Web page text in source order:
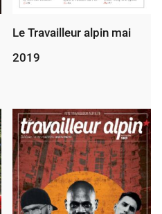
Le Travailleur alpin mai
2019